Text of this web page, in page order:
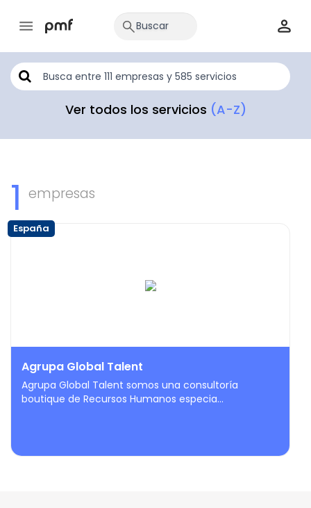
Ver todos los servicios (A-Z)
1 empresas
España
Agrupa Global Talent
Agrupa Global Talent somos una consultoría
boutique de Recursos Humanos especia...